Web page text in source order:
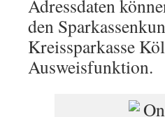
Adressdaten
den
Kreissparkasse
Ausweisfunktion.